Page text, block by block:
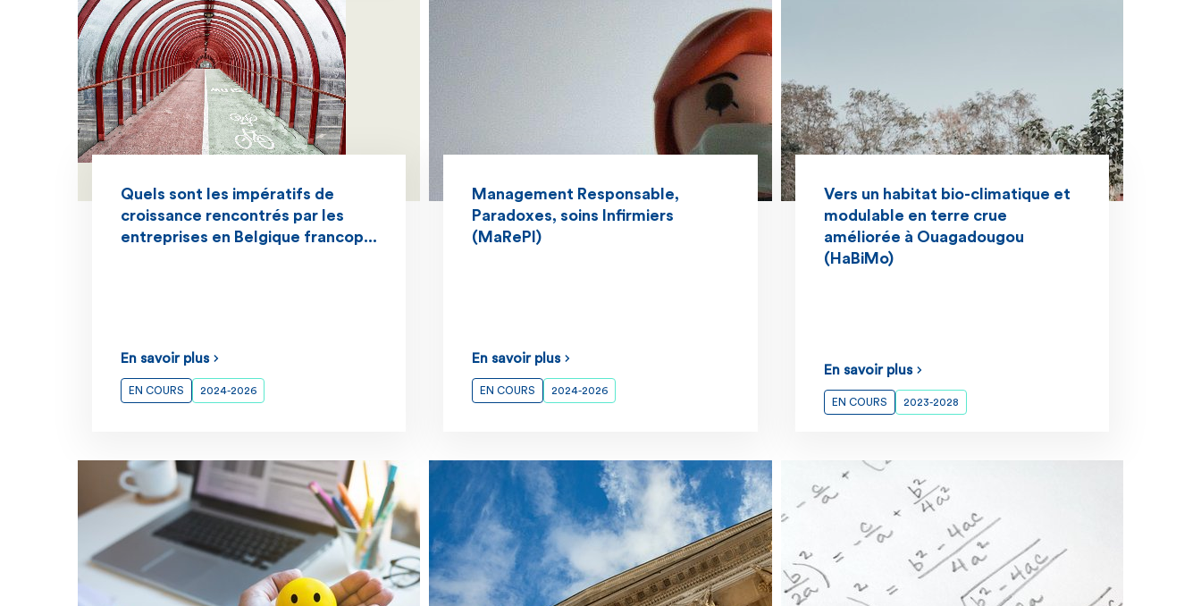
Quels sont les impératifs de
croissance rencontrés par les
entreprises en Belgique francop...
En savoir plus
EN COURS 2024-2026
Management Responsable,
Paradoxes, soins Infirmiers
(MaRePI)
En savoir plus
EN COURS 2024-2026
Vers un habitat bio-climatique et
modulable en terre crue
améliorée à Ouagadougou
(HaBiMo)
En savoir plus
EN COURS 2023-2028